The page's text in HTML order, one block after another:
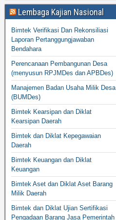
Lembaga Kajian Nasional
Bimtek Verifikasi Dan Rekonsiliasi
Laporan Pertanggungjawaban
Bendahara
Perencanaan Pembangunan Desa
(menyusun RPJMDes dan APBDes)
Manajemen Badan Usaha Milik Desa
(BUMDes)
Bimtek Kearsipan dan Diklat
Kearsipan Daerah
Bimtek dan Diklat Kepegawaian
Daerah
Bimtek Keuangan dan Diklat
Keuangan
Bimtek Aset dan Diklat Aset Barang
Milik Daerah
Bimtek dan Diklat Ujian Sertifikasi
Pengadaan Barang Jasa Pemerintah